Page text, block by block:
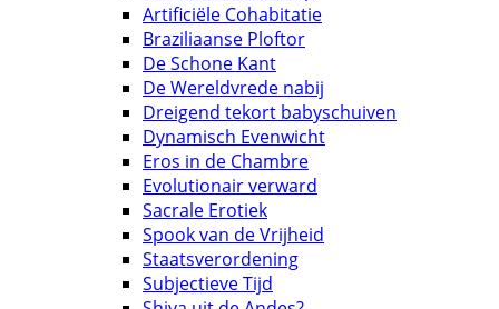
Artificiële Cohabitatie
Braziliaanse Ploftor
De Schone Kant
De Wereldvrede nabij
Dreigend tekort babyschuiven
Dynamisch Evenwicht
Eros in de Chambre
Evolutionair verward
Sacrale Erotiek
Spook van de Vrijheid
Staatsverordening
Subjectieve Tijd